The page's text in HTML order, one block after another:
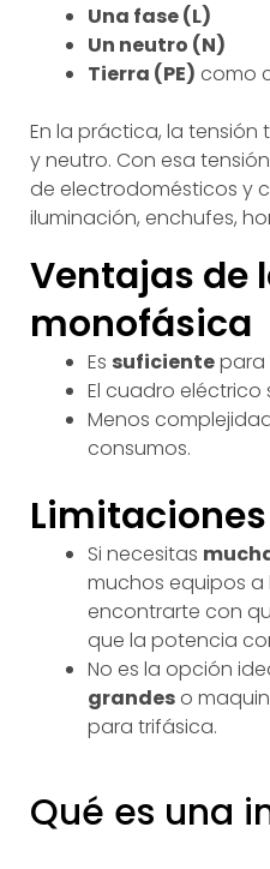
Una fase (L)
Un neutro (N)
Tierra (PE) como
En la práctica, la tensión
y neutro. Con esa
de electrodomésticos y
iluminación, enchufes,
Ventajas de
monofásica
Es suficientepara
El cuadro eléctrico
Menos
consumos.
Si necesitas
muchos equipos a
encontrarte con
que la potencia
No es la opción
grandeso
para trifásica.
Qué es una